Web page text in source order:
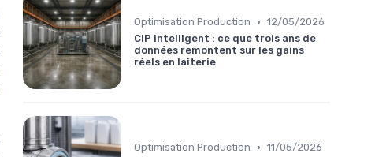
Optimisation Production • 12/05/2026
CIP intelligent : ce que trois ans de
données remontent sur les gains
réels en laiterie
Optimisation Production • 11/05/2026